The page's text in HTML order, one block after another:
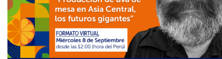
uva
de
mesa